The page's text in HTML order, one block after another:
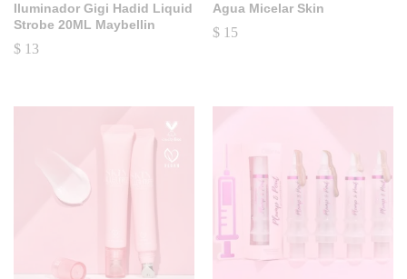
Iluminador Gigi Hadid Liquid
Strobe 20ML Maybellin
$ 13
Agua Micelar Skin
$ 15